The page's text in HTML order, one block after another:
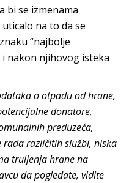
bi se izmenama
na to da se
“najbolje
nakon njihovog isteka
o otpadu od hrane,
donatore,
preduzeća,
različitih službi, niska
truljenja hrane na
da pogledate, vidite